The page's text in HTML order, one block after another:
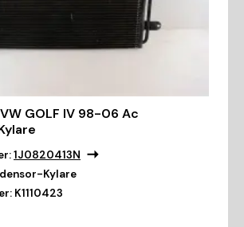
GOLF IV 98-06 Ac
1J0820413N
Kylare
K1110423